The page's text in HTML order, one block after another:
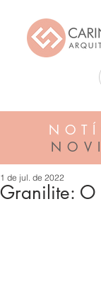
Granilite: O
1 de jul. de 2022